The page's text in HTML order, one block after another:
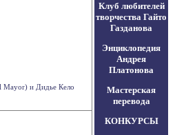
Mayor) и Дидье Кело
Клуб любителей
творчества Гайто
Газданова
Энциклопедия
Андрея
Платонова
Мастерская
перевода
КОНКУРСЫ